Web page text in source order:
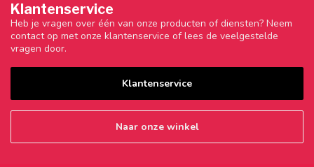
Klantenservice
Heb je vragen over één van onze producten of diensten? Neem
contact op met onze klantenservice of lees de veelgestelde
vragen door.
Klantenservice
Naar onze winkel